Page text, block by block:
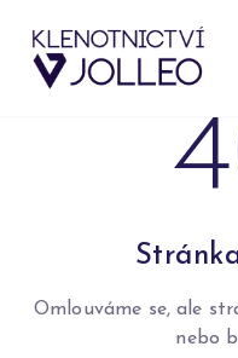
Omlouváme se, ale
nebo